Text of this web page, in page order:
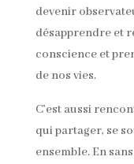
devenir
désapprendre et
conscience et
de nos vies.
C’est aussi
qui partager, se
ensemble. En